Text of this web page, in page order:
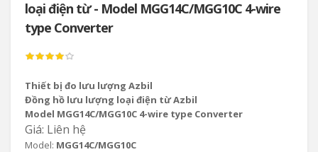
loại điện từ - Model MGG14C/MGG10C 4-wire
type Converter
Thiết bị đo lưu lượng Azbil
Đồng hồ lưu lượng loại điện từ Azbil
Model MGG14C/MGG10C 4-wire type Converter
Giá: Liên hệ
Model: MGG14C/MGG10C